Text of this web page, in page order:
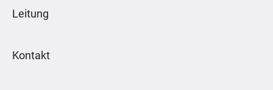
Leitung
Kontakt